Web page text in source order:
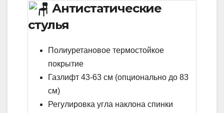
Антистатические
стулья
Полиуретановое термостойкое
покрытие
Газлифт 43-63 см (опционально до 83
см)
Регулировка угла наклона спинки